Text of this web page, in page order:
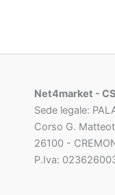
Net4market -
Sede legale:
Corso G.
26100 -
P.Iva: